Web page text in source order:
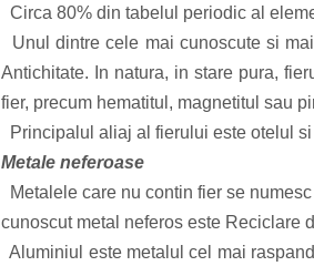
Circa 80% din tabelul periodic al
Unul dintre cele mai cunoscute si
Antichitate. In natura, in stare pura,
fier, precum hematitul, magnetitul sau
Principalul aliaj al fierului este otelul
Metale neferoase
Metalele care nu contin fier se
cunoscut metal neferos este Reciclare
Aluminiul este metalul cel mai